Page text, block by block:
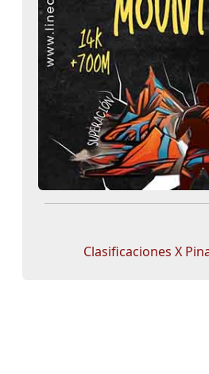
Clasificaciones X